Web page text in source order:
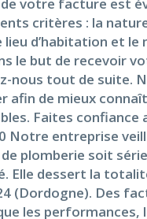
critères : la
d’habitation et le
le but de recevoir
nous tout de suite.
afin de mieux
Faites confiance
Notre entreprise
plomberie soit
Elle dessert la
(Dordogne). Des
les performances,